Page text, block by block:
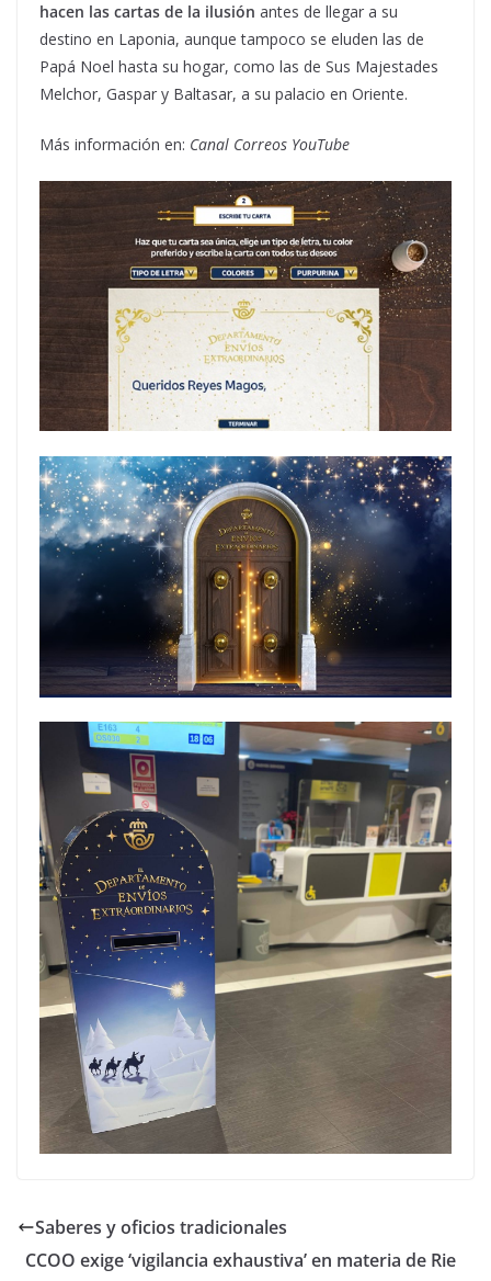
hacen las cartas de la ilusión antes de llegar a su
destino en Laponia, aunque tampoco se eluden las de
Papá Noel hasta su hogar, como las de Sus Majestades
Melchor, Gaspar y Baltasar, a su palacio en Oriente.
Más información en: Canal Correos YouTube
Saberes y oficios tradicionales
CCOO exige ‘vigilancia exhaustiva’ en materia de Rie